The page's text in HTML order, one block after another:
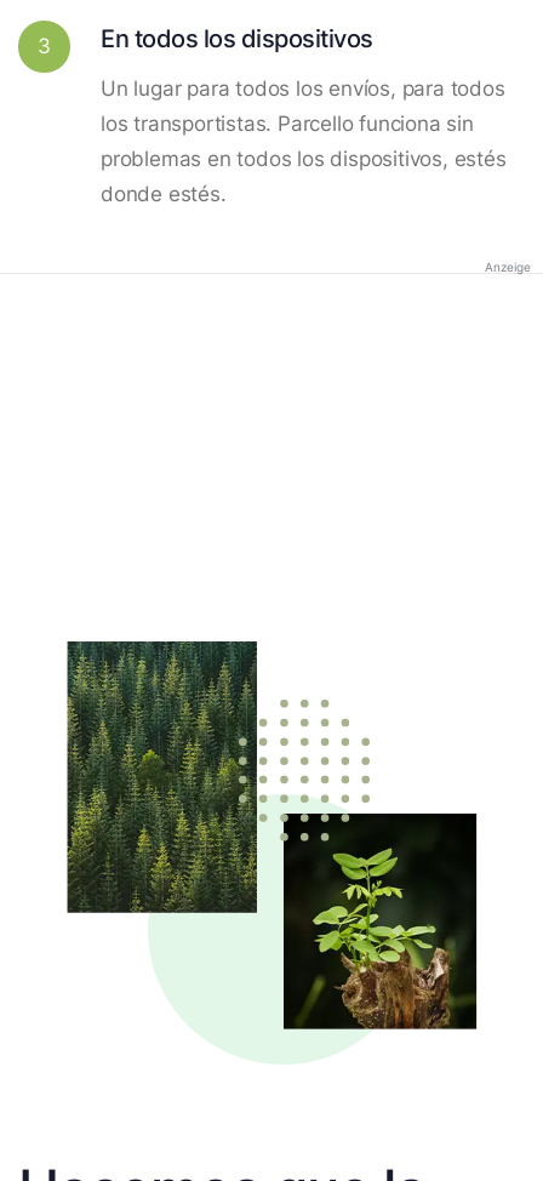
3 En todos los dispositivos
Un lugar para todos los envíos, para todos
los transportistas. Parcello funciona sin
problemas en todos los dispositivos, estés
donde estés.
Anzeige